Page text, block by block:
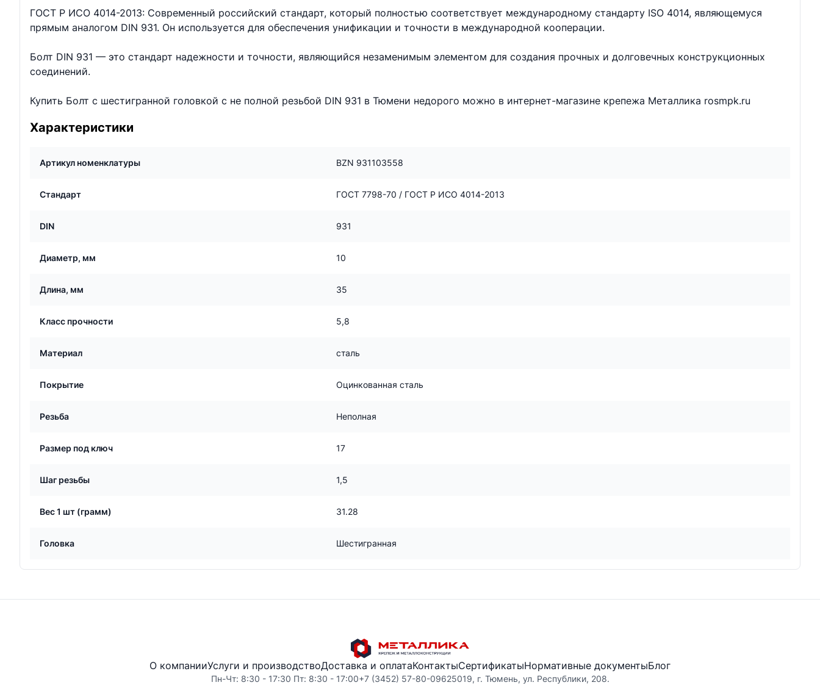
ГОСТ Р ИСО 4014-2013: Современный российский стандарт, который полностью соответствует международному стандарту ISO 4014, являющемуся
прямым аналогом DIN 931. Он используется для обеспечения унификации и точности в международной кооперации.
Болт DIN 931 — это стандарт надежности и точности, являющийся незаменимым элементом для создания прочных и долговечных конструкционных
соединений.
Купить Болт с шестигранной головкой с не полной резьбой DIN 931 в Тюмени недорого можно в интернет-магазине крепежа Металлика rosmpk.ru
Характеристики
Артикул номенклатуры BZN 931103558
Стандарт ГОСТ 7798-70 / ГОСТ Р ИСО 4014-2013
DIN 931
Диаметр, мм 10
Длина, мм 35
Класс прочности 5,8
Материал сталь
Покрытие Оцинкованная сталь
Резьба Неполная
Размер под ключ 17
Шаг резьбы 1,5
Вес 1 шт (грамм) 31.28
Головка Шестигранная
О компанииУслуги и производствоДоставка и оплатаКонтактыСертификатыНормативные документыБлог
Пн-Чт: 8:30 - 17:30 Пт: 8:30 - 17:00+7 (3452) 57-80-09625019, г. Тюмень, ул. Республики, 208.